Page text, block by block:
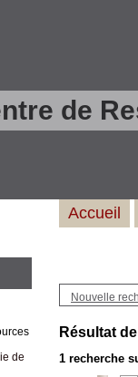
de
Nouvelle
Résultat
1 recherche
Accueil
de